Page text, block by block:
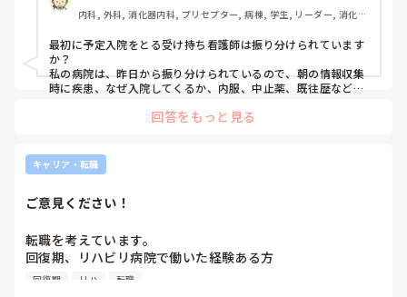
内科, 外科, 消化器内科, プリセプター, 病棟, 学生, リーダー, 消化器
最初に予定入院をとる受け持ち看護師は振り分けられています
か？
私の病院は、昨日から振り分けられているので、朝の情報収集
時に疾患、なぜ入院してくるか、内服、中止薬、既往歴など頭
回答をもっと見る
キャリア・転職
ご意見ください！
転職を考えています。
回復期、リハビリ病院で働いた経験ある方
急性期に比べ業務内容や、忙しさはやはり違うのでしょう
回復期 リハ 転職